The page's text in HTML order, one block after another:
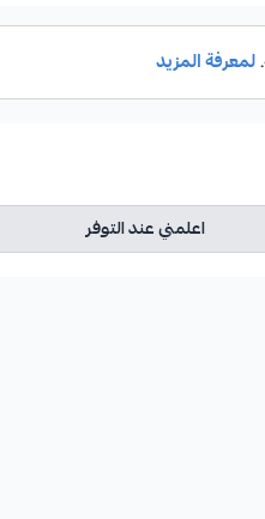
اعلمني عند التوفر